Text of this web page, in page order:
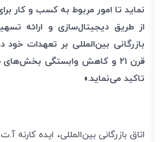
نماید تا امور مربوط به کسب و کار برای
از طریق دیجیتال‌سازی و ارائه
بازرگانی بینالمللی بر تعهدات خود
قرن 21 و کاهش وابستگی بخش
های
تاکید مینماید.»
اتاق بازرگانی بین